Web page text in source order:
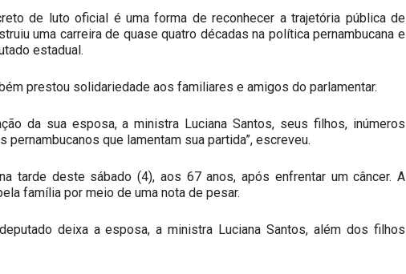
de luto oficial é uma forma de reconhecer a trajetória pública de
uma carreira de quase quatro décadas na política pernambucana e
estadual.
prestou solidariedade aos familiares e amigos do parlamentar.
da sua esposa, a ministra Luciana Santos, seus filhos, inúmeros
que lamentam sua partida”, escreveu.
tarde deste sábado (4), aos 67 anos, após enfrentar um câncer. A
família por meio de uma nota de pesar.
deixa a esposa, a ministra Luciana Santos, além dos filhos